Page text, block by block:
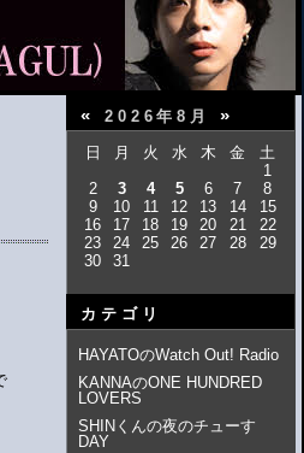
« 2026年8月 »
日 月 火 水 木 金
土
1
2
3 4 5 6 7
8
9
10 11 12 13 14
15
16
17 18 19 20 21
22
23
24 25 26 27 28
29
30
31
カテゴリ
HAYATOのWatch Out! Radio
KANNAのONE HUNDRED
LOVERS
SHINくんの夜のチューす
DAY